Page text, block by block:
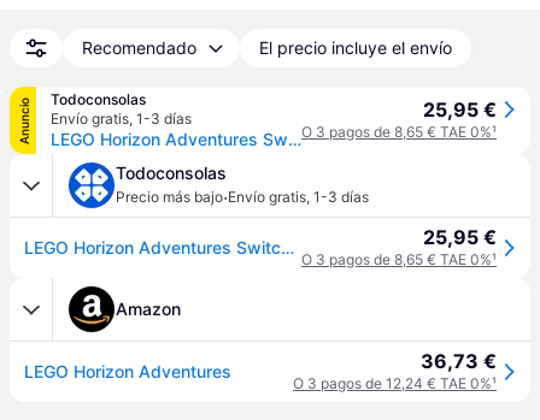
Recomendado El precio incluye el envío
Anuncio
Todoconsolas
Envío gratis, 1-3 días
LEGO Horizon Adventures Switch (SP)
25,95 €
O 3 pagos de 8,65 € TAE 0%¹
Todoconsolas
Precio más bajo·Envío gratis, 1-3 días
LEGO Horizon Adventures Switch (SP) 25,95 €
O 3 pagos de 8,65 € TAE 0%¹
Amazon
LEGO Horizon Adventures 36,73 €
O 3 pagos de 12,24 € TAE 0%¹